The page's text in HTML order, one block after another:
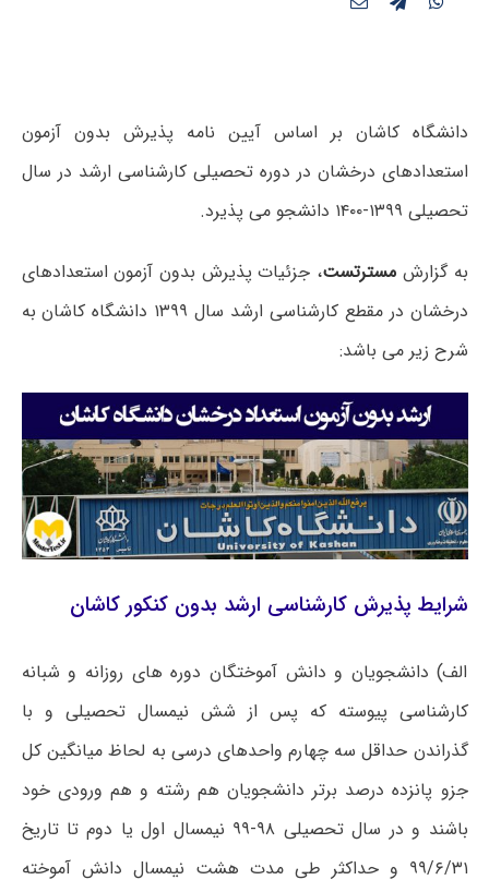
دانشگاه کاشان بر اساس آیین نامه پذیرش بدون آزمون
استعدادهای درخشان در دوره تحصیلی کارشناسی ارشد در سال
تحصیلی ۱۳۹۹-۱۴۰۰
دانشجو می پذیرد.
به گزارش مسترتست، جزئیات پذیرش بدون آزمون استعدادهای
درخشان در مقطع کارشناسی ارشد سال ۱۳۹۹ دانشگاه کاشان به
شرح زیر می باشد:
شرایط پذیرش کارشناسی ارشد بدون کنکور کاشان
الف) دانشجویان و دانش آموختگان دوره های روزانه و شبانه
کارشناسی پیوسته که پس از شش نیمسال تحصیلی و با
گذراندن حداقل سه چهارم واحدهای درسی به لحاظ میانگین کل
جزو پانزده درصد برتر دانشجویان هم رشته و هم ورودی خود
باشند و در سال تحصیلی ۹۸-۹۹ نیمسال اول یا دوم تا تاریخ
۹۹/۶/۳۱ و حداکثر طی مدت هشت نیمسال دانش آموخته